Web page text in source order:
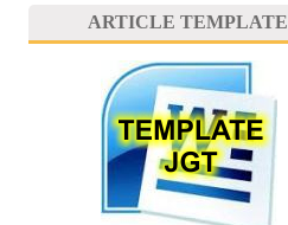
ARTICLE TEMPLATE